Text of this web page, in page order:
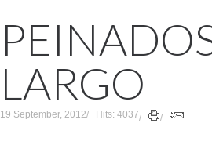
LARGO
19 September, 2012 Hits: 4037